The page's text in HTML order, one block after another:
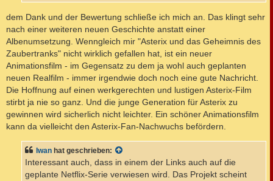
dem Dank und der Bewertung schließe ich mich an. Das klingt sehr
nach einer weiteren neuen Geschichte anstatt einer
Albenumsetzung. Wenngleich mir "Asterix und das Geheimnis des
Zaubertranks" nicht wirklich gefallen hat, ist ein neuer
Animationsfilm - im Gegensatz zu dem ja wohl auch geplanten
neuen Realfilm - immer irgendwie doch noch eine gute Nachricht.
Die Hoffnung auf einen werkgerechten und lustigen Asterix-Film
stirbt ja nie so ganz. Und die junge Generation für Asterix zu
gewinnen wird sicherlich nicht leichter. Ein schöner Animationsfilm
kann da vielleicht den Asterix-Fan-Nachwuchs befördern.
Iwan hat geschrieben:
Interessant auch, dass in einem der Links auch auf die
geplante Netflix-Serie verwiesen wird. Das Projekt scheint